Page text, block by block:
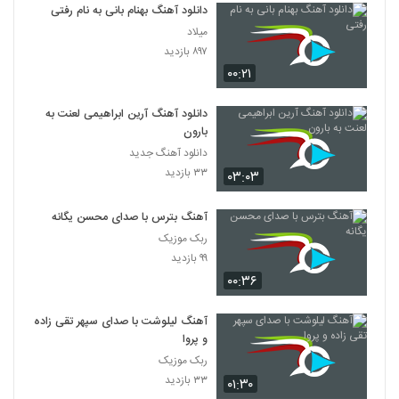
369
۶۵۹ بازدید
مهران احساس آهنگ عید امسال
۵۱۰ بازدید
Mehrab Azizi Pelke Shab
372
۵۱۵ بازدید
دانلود آهنگ جدید و زیبای مهران افشار با نام
بعد تو
آهنگ مهران افشار بنام میبینمت
۰۰:۲۱
دانلود آهنگ بهنام بانی به نام رفتی
میلاد
۸۹۷ بازدید
۰۳:۰۳
دانلود آهنگ آرین ابراهیمی لعنت به
بارون
دانلود آهنگ جدید
۳۳ بازدید
۰۰:۳۶
آهنگ بترس با صدای محسن یگانه
ربک موزیک
۹۹ بازدید
۰۱:۳۰
آهنگ لیلوشت با صدای سپهر تقی زاده
و پروا
ربک موزیک
۳۳ بازدید